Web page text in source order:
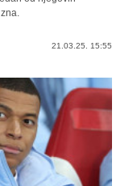
21.03.25. 15:55